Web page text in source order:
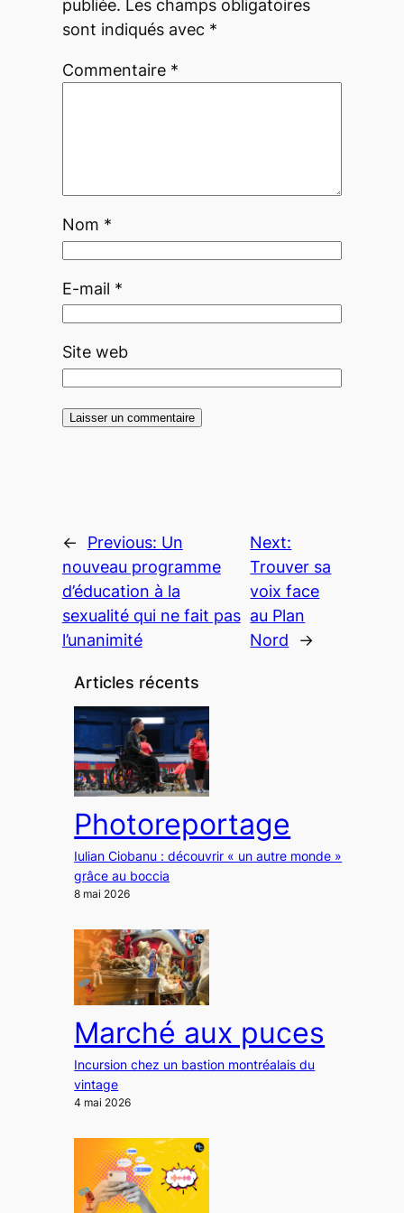
publiée. Les champs obligatoires
sont indiqués avec *
Commentaire *
Nom *
E-mail *
Site web
← Previous: Un
nouveau programme
d’éducation à la
sexualité qui ne fait pas
l’unanimité
Next:
Trouver sa
voix face
au Plan
Nord
→
Articles récents
Photoreportage
Iulian Ciobanu : découvrir « un autre monde »
grâce au boccia
8 mai 2026
Marché aux puces
Incursion chez un bastion montréalais du
vintage
4 mai 2026